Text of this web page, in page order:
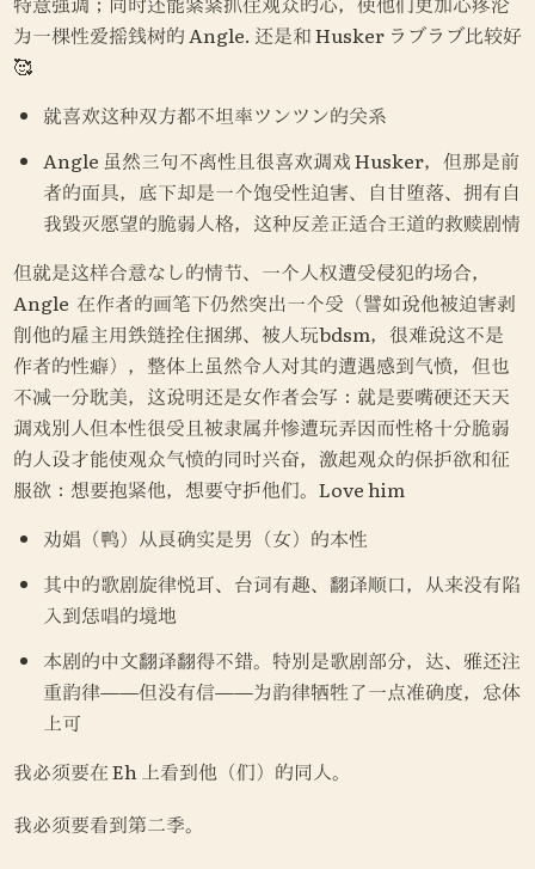
为一棵性爱摇钱树的 Angle. 还是和 Husker ラブラブ比较好
🥰
就喜欢这种双方都不坦率ツンツン的关系
Angle 虽然三句不离性且很喜欢调戏 Husker，但那是前
者的面具，底下却是一个饱受性迫害、自甘堕落、拥有自
我毁灭愿望的脆弱人格，这种反差正适合王道的救赎剧情
但就是这样合意なし的情节、一个人权遭受侵犯的场合，
Angle  在作者的画笔下仍然突出一个受（譬如说他被迫害剥
削他的雇主用铁链拴住捆绑、被人玩bdsm，很难说这不是
作者的性癖），整体上虽然令人对其的遭遇感到气愤，但也
不减一分耽美，这说明还是女作者会写：就是要嘴硬还天天
调戏别人但本性很受且被隶属并惨遭玩弄因而性格十分脆弱
的人设才能使观众气愤的同时兴奋，激起观众的保护欲和征
服欲：想要抱紧他，想要守护他们。Love him
劝娼（鸭）从良确实是男（女）的本性
其中的歌剧旋律悦耳、台词有趣、翻译顺口，从来没有陷
入到恁唱的境地
本剧的中文翻译翻得不错。特别是歌剧部分，达、雅还注
重韵律——但没有信——为韵律牺牲了一点准确度，总体
上可
我必须要在 Eh 上看到他（们）的同人。
我必须要看到第二季。